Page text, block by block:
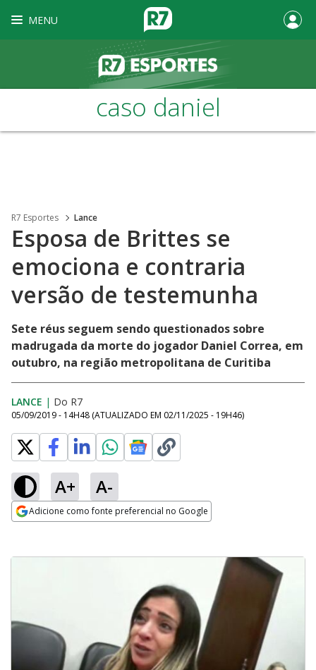
MENU
caso daniel
R7 Esportes Lance
Esposa de Brittes se
emociona e contraria
versão de testemunha
Sete réus seguem sendo questionados sobre
madrugada da morte do jogador Daniel Correa, em
outubro, na região metropolitana de Curitiba
LANCE | Do R7
05/09/2019 - 14H48 (ATUALIZADO EM 02/11/2025 - 19H46)
A+ A-
Adicione como fonte preferencial no Google